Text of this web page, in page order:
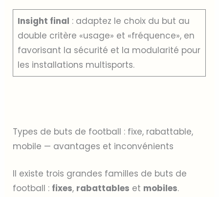
Insight final : adaptez le choix du but au
double critère «usage» et «fréquence», en
favorisant la sécurité et la modularité pour
les installations multisports.
Types de buts de football : fixe, rabattable,
mobile — avantages et inconvénients
Il existe trois grandes familles de buts de
football : fixes, rabattables et mobiles.